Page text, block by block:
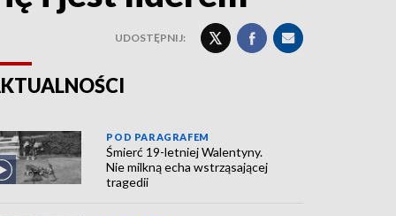
UDOSTĘPNIJ:
POD PARAGRAFEM
Śmierć 19-letniej Walentyny.
Nie milkną echa wstrząsającej
tragedii